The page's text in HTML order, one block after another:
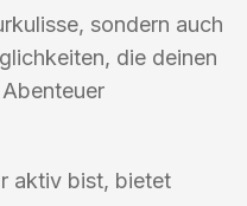
sondern auch
die deinen
aktiv bist, bietet